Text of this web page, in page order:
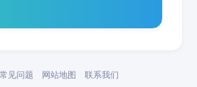
常见问题 网站地图 联系我们